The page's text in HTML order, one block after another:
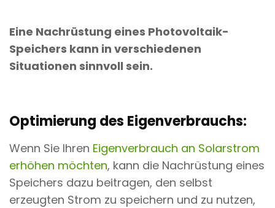
Eine Nachrüstung eines Photovoltaik-
Speichers kann in verschiedenen
Situationen sinnvoll sein.
Optimierung des Eigenverbrauchs:
Wenn Sie Ihren Eigenverbrauch an Solarstrom
erhöhen möchten, kann die Nachrüstung eines
Speichers dazu beitragen, den selbst
erzeugten Strom zu speichern und zu nutzen,